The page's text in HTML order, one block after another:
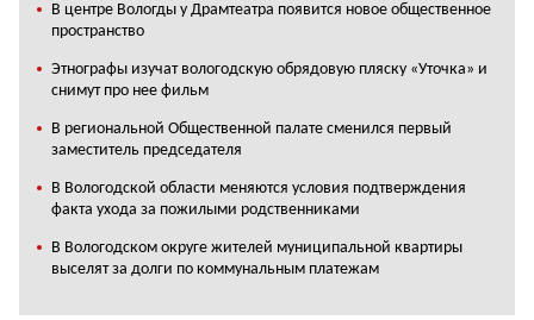
В центре Вологды у Драмтеатра появится новое общественное
пространство
Этнографы изучат вологодскую обрядовую пляску «Уточка» и
снимут про нее фильм
В региональной Общественной палате сменился первый
заместитель председателя
В Вологодской области меняются условия подтверждения
факта ухода за пожилыми родственниками
В Вологодском округе жителей муниципальной квартиры
выселят за долги по коммунальным платежам